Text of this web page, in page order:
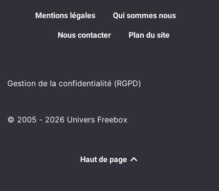
Mentions légales Qui sommes nous
Nous contacter Plan du site
Gestion de la confidentialité (RGPD)
© 2005 - 2026 Univers Freebox
Haut de page